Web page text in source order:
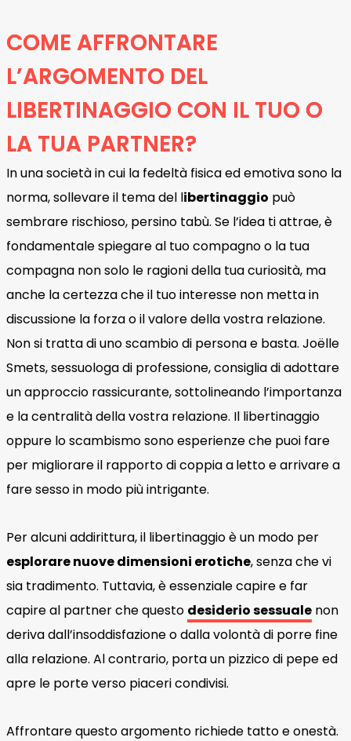
COME AFFRONTARE
L’ARGOMENTO DEL
LIBERTINAGGIO CON IL TUO O
LA TUA PARTNER?
In una società in cui la fedeltà fisica ed emotiva sono la
norma, sollevare il tema del libertinaggio può
sembrare rischioso, persino tabù. Se l’idea ti attrae, è
fondamentale spiegare al tuo compagno o la tua
compagna non solo le ragioni della tua curiosità, ma
anche la certezza che il tuo interesse non metta in
discussione la forza o il valore della vostra relazione.
Non si tratta di uno scambio di persona e basta. Joëlle
Smets, sessuologa di professione, consiglia di adottare
un approccio rassicurante, sottolineando l’importanza
e la centralità della vostra relazione. Il libertinaggio
oppure lo scambismo sono esperienze che puoi fare
per migliorare il rapporto di coppia aletto e arrivare a
fare sesso in modo più intrigante.
Per alcuni addirittura, il libertinaggio è un modo per
esplorare nuove dimensioni erotiche, senza che vi
sia tradimento. Tuttavia, è essenziale capire e far
capire al partner che questo desiderio sessuale non
deriva dall’insoddisfazione o dalla volontà di porre fine
alla relazione. Al contrario, porta un pizzico di pepe ed
apre le porte verso piaceri condivisi.
Affrontare questo argomento richiede tatto e onestà.